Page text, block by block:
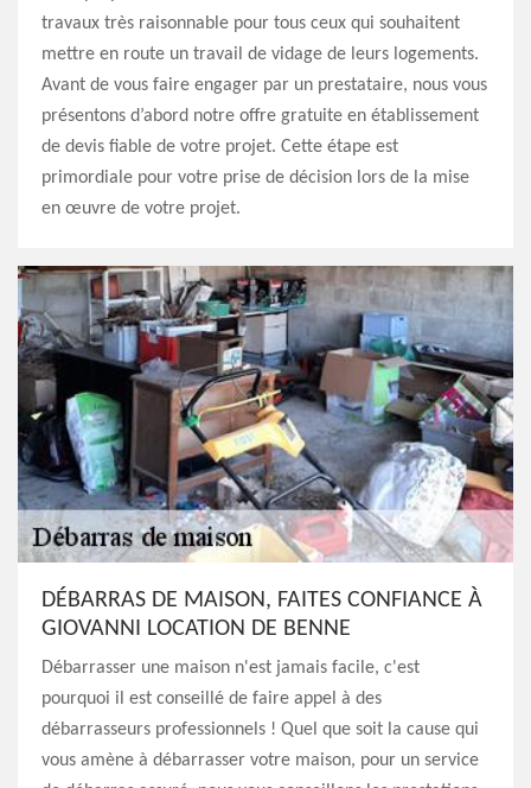
travaux très raisonnable pour tous ceux qui souhaitent
mettre en route un travail de vidage de leurs logements.
Avant de vous faire engager par un prestataire, nous vous
présentons d’abord notre offre gratuite en établissement
de devis fiable de votre projet. Cette étape est
primordiale pour votre prise de décision lors de la mise
en œuvre de votre projet.
DÉBARRAS DE MAISON, FAITES CONFIANCE À
GIOVANNI LOCATION DE BENNE
Débarrasser une maison n'est jamais facile, c'est
pourquoi il est conseillé de faire appel à des
débarrasseurs professionnels ! Quel que soit la cause qui
vous amène à débarrasser votre maison, pour un service